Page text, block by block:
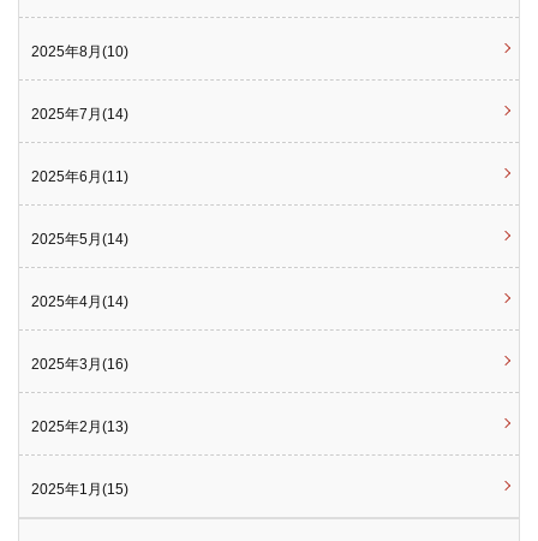
2025年8月(10)
2025年7月(14)
2025年6月(11)
2025年5月(14)
2025年4月(14)
2025年3月(16)
2025年2月(13)
2025年1月(15)